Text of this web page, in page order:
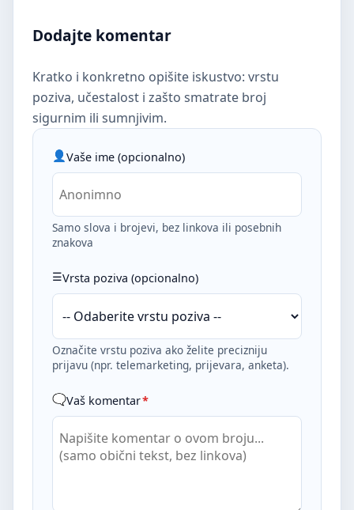
Dodajte komentar
Kratko i konkretno opišite iskustvo: vrstu
poziva, učestalost i zašto smatrate broj
sigurnim ili sumnjivim.
Vaše ime (opcionalno)
Samo slova i brojevi, bez linkova ili posebnih
znakova
Vrsta poziva (opcionalno)
Označite vrstu poziva ako želite precizniju
prijavu (npr. telemarketing, prijevara, anketa).
Vaš komentar*